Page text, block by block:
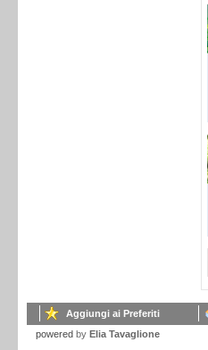
Aggiungi ai Preferiti
powered by Elia Tavaglione